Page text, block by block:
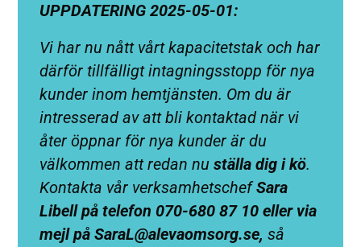
UPPDATERING 2025-05-01:
Vi har nu nått vårt kapacitetstak och har
därför tillfälligt intagningsstopp för nya
kunder inom hemtjänsten. Om du är
intresserad av att bli kontaktad när vi
åter öppnar för nya kunder är du
välkommen att redan nuställa dig i kö.
Kontakta vår verksamhetschefSara
Libell på telefon 070-680 87 10 eller via
mejl påSaraL@alevaomsorg.se, så